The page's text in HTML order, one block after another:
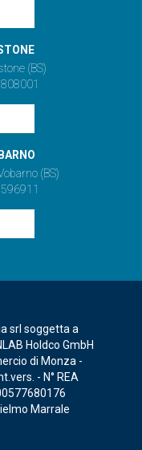
(BS)
(BS)
srl soggetta a
Holdco GmbH
di Monza -
- N° REA
Marrale